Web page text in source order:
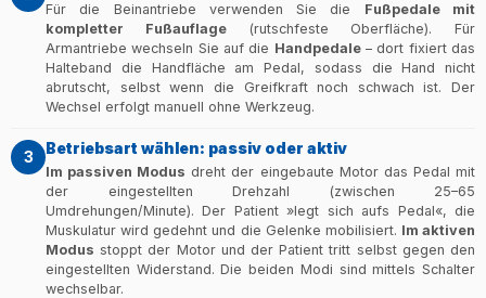
Für die Beinantriebe verwenden Sie die Fußpedale mit
kompletter Fußauflage(rutschfeste Oberfläche). Für
Armantriebe wechseln Sie auf die Handpedale– dort fixiert das
Halteband die Handfläche am Pedal, sodass die Hand nicht
abrutscht, selbst wenn die Greifkraft noch schwach ist. Der
Wechsel erfolgt manuell ohne Werkzeug.
3 Betriebsart wählen: passiv oder aktiv
Im passiven Modus dreht der eingebaute Motor das Pedal mit
der eingestellten Drehzahl (zwischen 25–65
Umdrehungen/Minute). Der Patient »legt sich aufs Pedal«, die
Muskulatur wird gedehnt und die Gelenke mobilisiert. Im aktiven
Modus stoppt der Motor und der Patient tritt selbst gegen den
eingestellten Widerstand. Die beiden Modi sind mittels Schalter
wechselbar.